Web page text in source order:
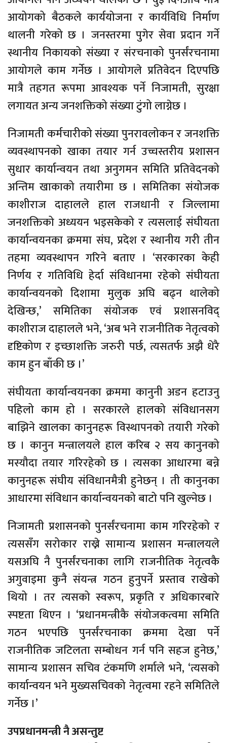
आयोगको बैठकले कार्ययोजना र कार्यविधि निर्माण
थालनी गरेको छ । जनस्तरमा पुगेर सेवा प्रदान गर्ने
स्थानीय निकायको संख्या र संरचनाको पुनर्संरचनामा
आयोगले काम गर्नेछ । आयोगले प्रतिवेदन दिएपछि
मात्रै तहगत रूपमा आवश्यक पर्ने निजामती, सुरक्षा
लगायत अन्य जनशक्तिको संख्या टुंगो लाग्नेछ ।
निजामती कर्मचारीको संख्या पुनरावलोकन र जनशक्ति
व्यवस्थापनको खाका तयार गर्न उच्चस्तरीय प्रशासन
सुधार कार्यान्वयन तथा अनुगमन समिति प्रतिवेदनको
अन्तिम खाकाको तयारीमा छ । समितिका संयोजक
काशीराज दाहालले हाल राजधानी र जिल्लामा
जनशक्तिको अध्ययन भइसकेको र त्यसलाई संघीयता
कार्यान्वयनका क्रममा संघ, प्रदेश र स्थानीय गरी तीन
तहमा व्यवस्थापन गरिने बताए । ‘सरकारका केही
निर्णय र गतिविधि हेर्दा संविधानमा रहेको संघीयता
कार्यान्वयनको दिशामा मुलुक अघि बढ्न थालेको
देखिन्छ,’ समितिका संयोजक एवं प्रशासनविद्
काशीराज दाहालले भने, ‘अब भने राजनीतिक नेतृत्वको
दृष्टिकोण र इच्छाशक्ति जरुरी पर्छ, त्यसतर्फ अझै धेरै
काम हुन बाँकी छ ।’
संघीयता कार्यान्वयनका क्रममा कानुनी अडन हटाउनु
पहिलो काम हो । सरकारले हालको संविधानसग
बाझिने खालका कानुनहरू विस्थापनको तयारी गरेको
छ । कानुन मन्त्रालयले हाल करिब २ सय कानुनको
मस्यौदा तयार गरिरहेको छ । त्यसका आधारमा बन्ने
कानुनहरू संघीय संविधानमैत्री हुनेछन् । ती कानुनका
आधारमा संविधान कार्यान्वयनको बाटो पनि खुल्नेछ ।
निजामती प्रशासनको पुनर्संरचनामा काम गरिरहेको र
त्यससँग सरोकार राख्ने सामान्य प्रशासन मन्त्रालयले
यसअघि नै पुनर्संरचनाका लागि राजनीतिक नेतृत्वकै
अगुवाइमा कुनै संयन्त्र गठन हुनुपर्ने प्रस्ताव राखेको
थियो । तर त्यसको स्वरूप, प्रकृति र अधिकारबारे
स्पष्टता थिएन । ‘प्रधानमन्त्रीकै संयोजकत्वमा समिति
गठन भएपछि पुनर्संरचनाका क्रममा देखा पर्ने
राजनीतिक जटिलता सम्बोधन गर्न पनि सहज हुनेछ,’
सामान्य प्रशासन सचिव टंकमणि शर्माले भने, ‘त्यसको
कार्यान्वयन भने मुख्यसचिवको नेतृत्वमा रहने समितिले
गर्नेछ ।’
उपप्रधानमन्त्री नै असन्तुष्ट